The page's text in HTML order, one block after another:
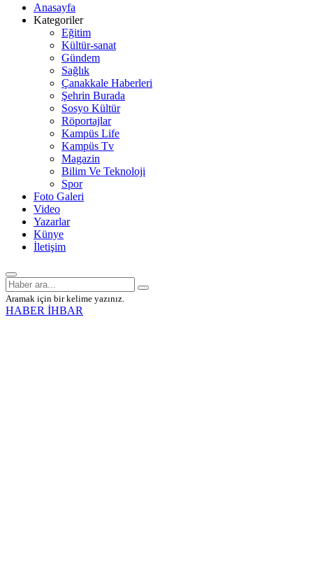
Anasayfa
Kategoriler
Eğitim
Kültür-sanat
Gündem
Sağlık
Çanakkale Haberleri
Şehrin Burada
Sosyo Kültür
Röportajlar
Kampüs Life
Kampüs Tv
Magazin
Bilim Ve Teknoloji
Spor
Foto Galeri
Video
Yazarlar
Künye
İletişim
Aramak için bir kelime yazınız.
HABER İHBAR